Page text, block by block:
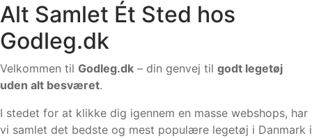
Alt Samlet Ét Sted hos
Godleg.dk
Velkommen til Godleg.dk – din genvej til godt legetøj
uden alt besværet.
I stedet for at klikke dig igennem en masse webshops, har
vi samlet det bedste og mest populære legetøj i Danmark i